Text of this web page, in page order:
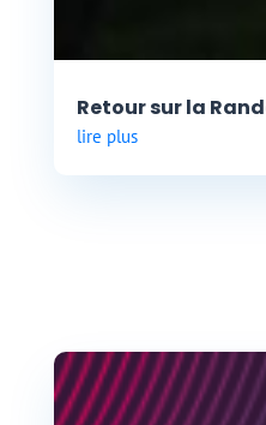
Retour sur la
lire plus